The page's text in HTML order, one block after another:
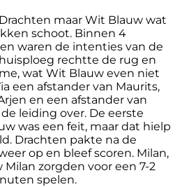
maar Wit Blauw wat
schoot. Binnen 4
waren de intenties van de
rechtte de rug en
wat Wit Blauw even niet
een afstander van Maurits,
en een afstander van
leiding over. De eerste
was een feit, maar dat hielp
Drachten pakte na de
op en bleef scoren. Milan,
zorgden voor een 7-2
spelen.